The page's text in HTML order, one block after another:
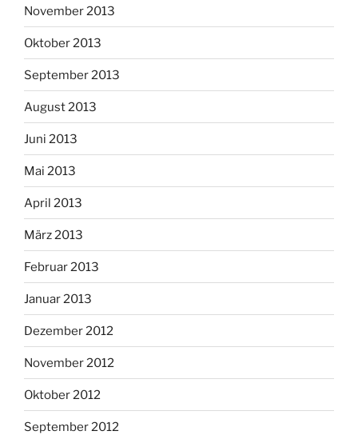
November 2013
Oktober 2013
September 2013
August 2013
Juni 2013
Mai 2013
April 2013
März 2013
Februar 2013
Januar 2013
Dezember 2012
November 2012
Oktober 2012
September 2012